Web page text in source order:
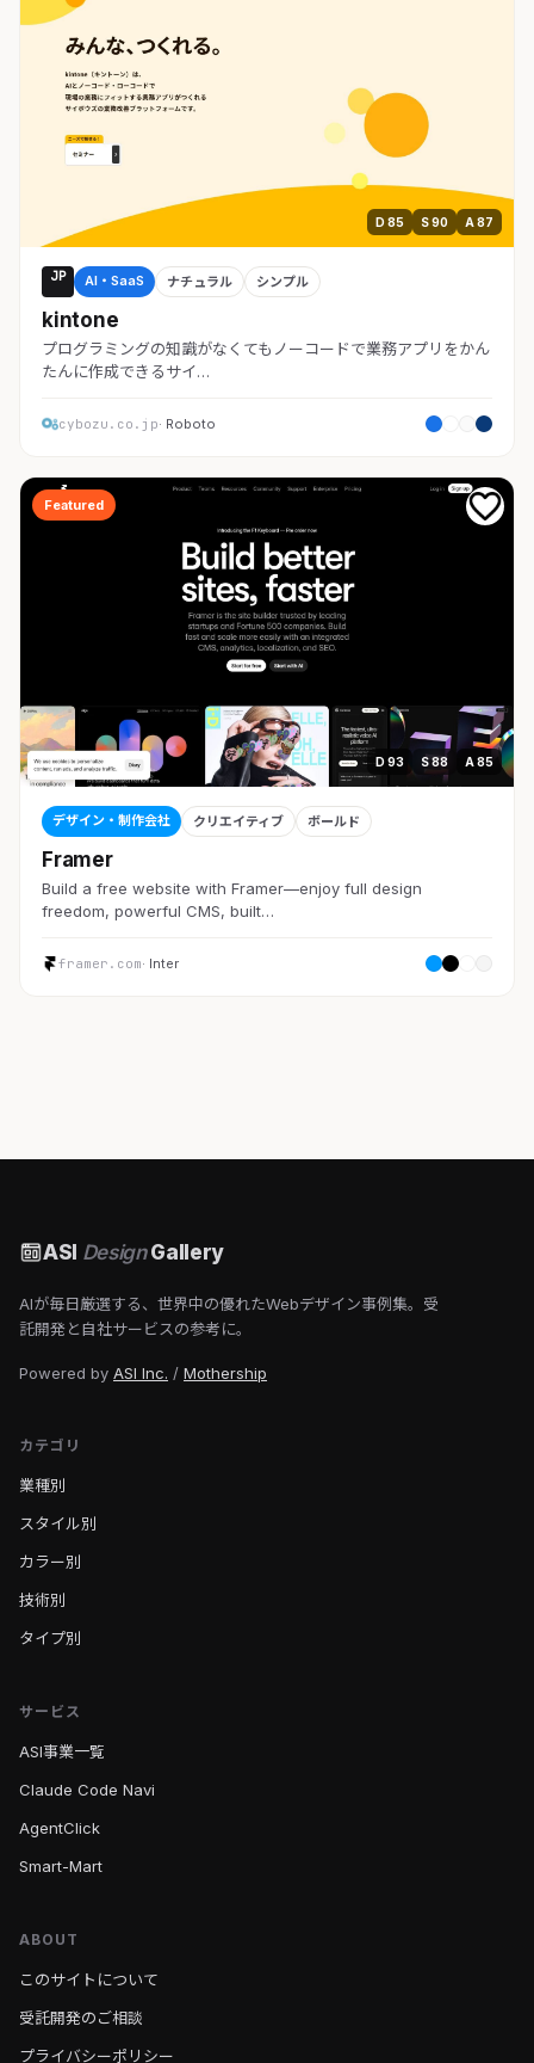
D 85 S 90 A 87
JP AI・SaaS ナチュラル シンプル
kintone
プログラミングの知識がなくてもノーコードで業務アプリをかん
たんに作成できるサイ…
cybozu.co.jp· Roboto
Featured
D 93 S 88 A 85
デザイン・制作会社 クリエイティブ ボールド
Framer
Build a free website with Framer—enjoy full design
freedom, powerful CMS, built…
framer.com· Inter
ASI DesignGallery
AIが毎日厳選する、世界中の優れたWebデザイン事例集。受
託開発と自社サービスの参考に。
Powered by ASI Inc. / Mothership
カテゴリ
業種別
スタイル別
カラー別
技術別
タイプ別
サービス
ASI事業一覧
Claude Code Navi
AgentClick
Smart-Mart
ABOUT
このサイトについて
受託開発のご相談
プライバシーポリシー